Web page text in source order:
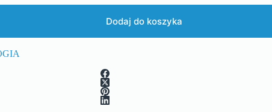
Dodaj do koszyka